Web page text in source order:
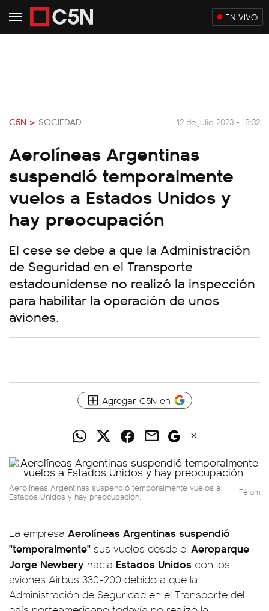
EN VIVO
C5N > SOCIEDAD 12 de julio 2023 - 18:32
Aerolíneas Argentinas
suspendió temporalmente
vuelos a Estados Unidos y
hay preocupación
El cese se debe a que la Administración
de Seguridad en el Transporte
estadounidense no realizó la inspección
para habilitar la operación de unos
aviones.
Agregar C5N en
Aerolíneas Argentinas suspendió temporalmente vuelos a
Estados Unidos y hay preocupación. Télam
La empresa Aerolíneas Argentinas suspendió
"temporalmente" sus vuelos desde el Aeroparque
Jorge Newbery hacia Estados Unidos con los
aviones Airbus 330-200 debido a que la
Administración de Seguridad en el Transporte del